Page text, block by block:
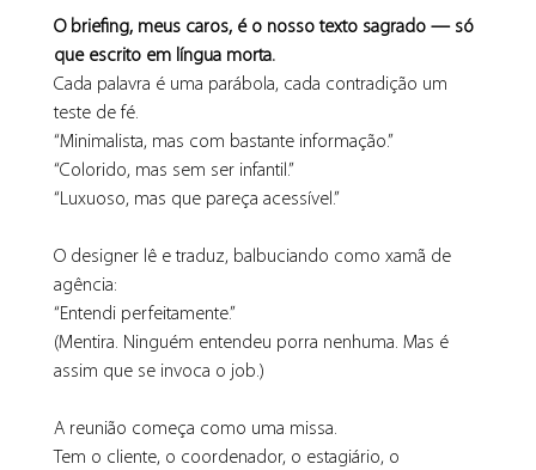
O briefing, meus caros, é o nosso texto sagrado — só
que escrito em língua morta.
Cada palavra é uma parábola, cada contradição um
teste de fé.
“Minimalista, mas com bastante informação.”
“Colorido, mas sem ser infantil.”
“Luxuoso, mas que pareça acessível.”
O designer lê e traduz, balbuciando como xamã de
agência:
“Entendi perfeitamente.”
(Mentira. Ninguém entendeu porra nenhuma. Mas é
assim que se invoca o job.)
A reunião começa como uma missa.
Tem o cliente, o coordenador, o estagiário, o